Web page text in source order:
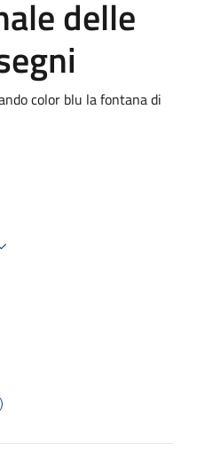
delle
color blu la fontana di